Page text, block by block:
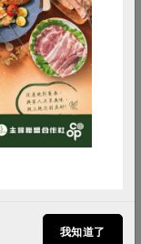
任營養師
葉桑瑜
營養師葉桑瑜表
示，葉黃素屬於
脂溶性營養素，
飯後食用最佳。
減硝酸鹽
我知道了